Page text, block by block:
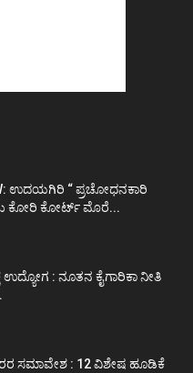
ಉದಯಗಿರಿ “ ಪ್ರಚೋಧನಕಾರಿ
ಕೋರಿ ಕೋರ್ಟ್‌ ಮೊರೆ...
ಉದ್ಯೋಗ : ನೂತನ ಕೈಗಾರಿಕಾ ನೀತಿ
ಸಮಾವೇಶ : 12 ವಿಶೇಷ ಹೂಡಿಕೆ